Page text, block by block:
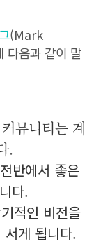
(Mark
음과 같이 말
뮤니티는 계
.
반에서 좋은
다.
적인 비전을
게 됩니다.